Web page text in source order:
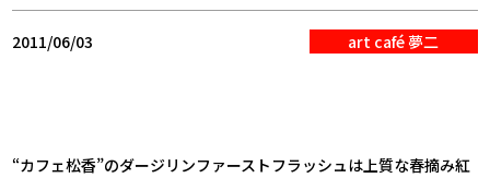
o
n
2011/06/03 art café 夢二
“カフェ松香”のダージリンファーストフラッシュは上質な春摘み紅